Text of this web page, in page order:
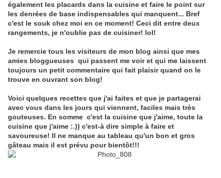
également les placards dans la cuisine et faire le point sur
les denrées de base indispensables qui manquent... Bref
c'est le souk chez moi en ce moment! Ceci dit entre deux
rangements, je n'oublie pas de cuisiner! lol!
Je remercie tous les visiteurs de mon blog ainsi que mes
amies bloggueuses qui passent me voir et qui me laissent
toujours un petit commentaire qui fait plaisir quand on le
trouve en ouvrant son blog!
Voici quelques recettes que j'ai faites et que je partagerai
avec vous dans les jours qui viennent, faciles mais très
gouteuses. En somme c'est la cuisine que j'aime, toute la
cuisine que j'aime :.)) c'est-à dire simple à faire et
savoureuse! Il ne manque au tableau qu'un bon et gros
gâteau mais il est prévu pour bientôt!!!